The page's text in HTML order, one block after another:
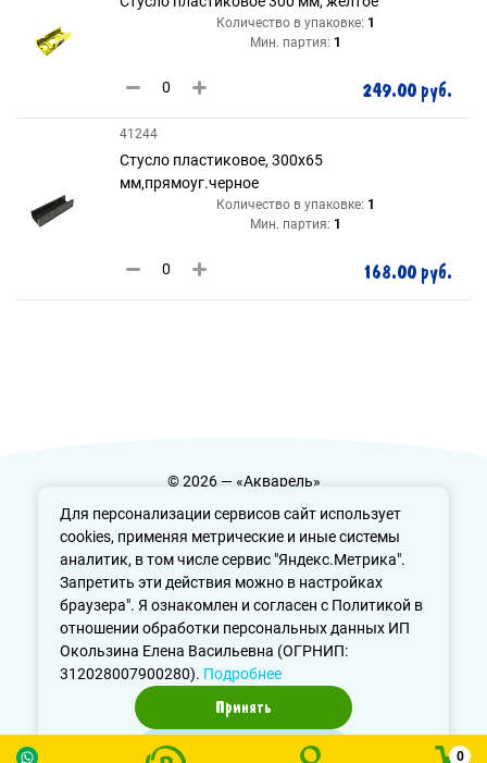
Для персонализации сервисов сайт использует
cookies, применяя метрические и иные системы
аналитик, в том числе сервис "Яндекс.Метрика".
Запретить эти действия можно в настройках
браузера". Я ознакомлен и согласен с Политикой в
отношении обработки персональных данных ИП
Окользина Елена Васильевна (ОГРНИП:
312028007900280). Подробнее
Принять
0
Количество в упаковке: 1
Мин. партия: 1
249.00 руб.
41244
Стусло пластиковое, 300х65
мм,прямоуг.черное
Количество в упаковке: 1
Мин. партия: 1
168.00 руб.
© 2026 — «Акварель»
Политика конфиденциальности